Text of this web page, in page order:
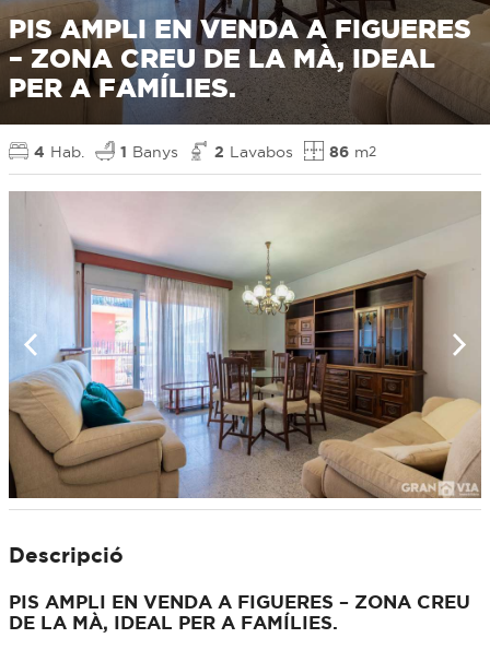
PIS AMPLI EN VENDA A FIGUERES
– ZONA CREU DE LA MÀ, IDEAL
PER A FAMÍLIES.
4 Hab. 1 Banys 2 Lavabos 86 m2
Descripció
PIS AMPLI EN VENDA A FIGUERES – ZONA CREU
DE LA MÀ, IDEAL PER A FAMÍLIES.